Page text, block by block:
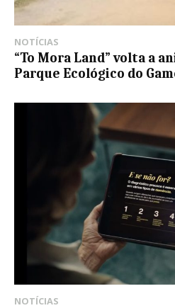
NOTÍCIAS
“To Mora Land” volta a
Parque Ecológico do
NOTÍCIAS